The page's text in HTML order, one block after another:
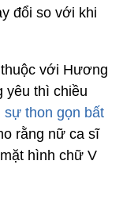
đổi so với khi
với Hương
yêu thì chiều
sự thon gọn bất
rằng nữ ca sĩ
hình chữ V